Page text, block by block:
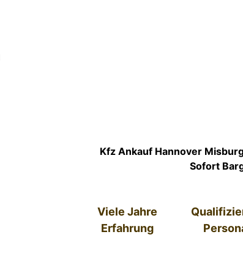
Kfz Ankauf Hannover
Sofort
Viele Jahre
Erfahrung